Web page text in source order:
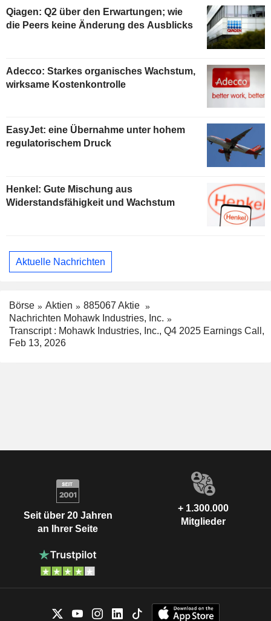
Qiagen: Q2 über den Erwartungen; wie
die Peers keine Änderung des Ausblicks
Adecco: Starkes organisches Wachstum,
wirksame Kostenkontrolle
EasyJet: eine Übernahme unter hohem
regulatorischem Druck
Henkel: Gute Mischung aus
Widerstandsfähigkeit und Wachstum
Aktuelle Nachrichten
Börse Aktien
885067 Aktie
Nachrichten Mohawk Industries, Inc.
Transcript : Mohawk Industries, Inc., Q4 2025 Earnings Call,
Feb 13, 2026
Seit über 20 Jahren
an Ihrer Seite
+ 1.300.000
Mitglieder